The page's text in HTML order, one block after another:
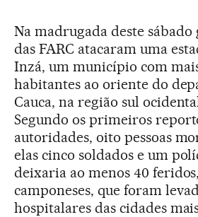
Na madrugada deste
das FARC atacaram uma
Inzá, um município com
habitantes ao oriente do
Cauca, na região sul
Segundo os primeiros
autoridades, oito pessoas
elas cinco soldados e um
deixaria ao menos 40
camponeses, que foram
hospitalares das cidades